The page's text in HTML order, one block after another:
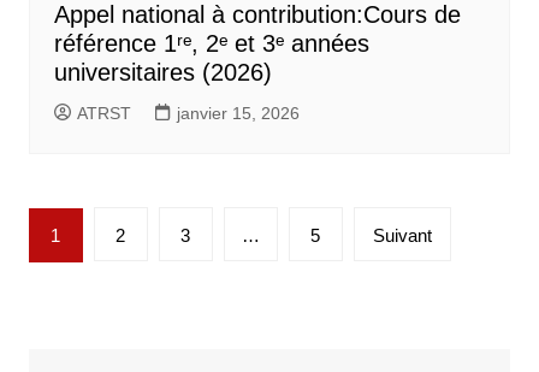
Appel national à contribution:Cours de
référence 1ʳᵉ, 2ᵉ et 3ᵉ années
universitaires (2026)
ATRST janvier 15, 2026
Pagination
des
1 2 3 … 5 Suivant